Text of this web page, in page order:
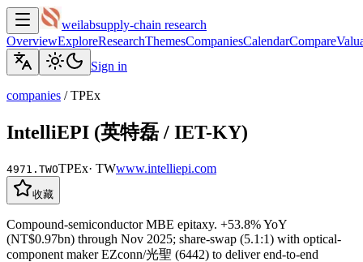
weilabsupply-chain research
OverviewExploreResearchThemesCompaniesCalendarCompare
Sign in
companies /TPEx
IntelliEPI (英特磊 / IET-KY)
4971.TWOTPEx· TWwww.intelliepi.com
收藏
Compound-semiconductor MBE epitaxy. +53.8% YoY
(NT$0.97bn) through Nov 2025; share-swap (5.1:1) with optical-
component maker EZconn/光聖 (6442) to deliver end-to-end